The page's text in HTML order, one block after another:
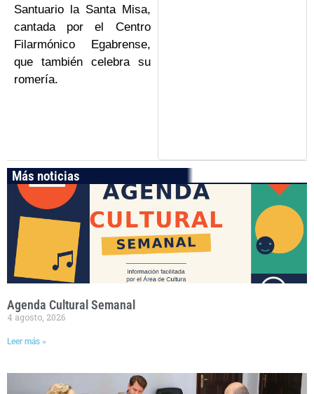
Santuario la Santa Misa,
cantada por el Centro
Filarmónico Egabrense,
que también celebra su
romería.
Más noticias
Agenda Cultural Semanal
4 agosto, 2026
Leer más »